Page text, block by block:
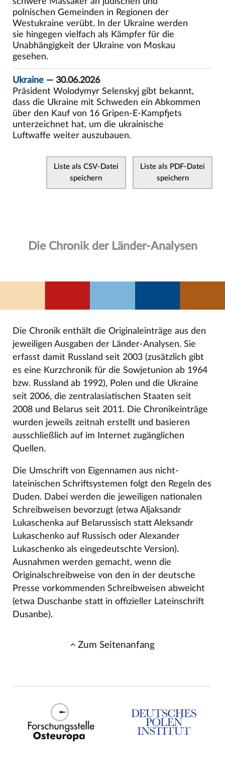
polnischen Gemeinden in Regionen der
Westukraine verübt. In der Ukraine werden
sie hingegen vielfach als Kämpfer für die
Unabhängigkeit der Ukraine von Moskau
gesehen.
Ukraine— 30.06.2026
Präsident Wolodymyr Selenskyj gibt bekannt,
dass die Ukraine mit Schweden ein Abkommen
über den Kauf von 16 Gripen-E-Kampfjets
unterzeichnet hat, um die ukrainische
Luftwaffe weiter auszubauen.
Liste als CSV-Datei
speichern
Liste als PDF-Datei
speichern
Die Chronik der Länder-Analysen
Die Chronik enthält die Originaleinträge aus den
jeweiligen Ausgaben der Länder-Analysen. Sie
erfasst damit Russland seit 2003 (zusätzlich gibt
es eine Kurzchronik für die Sowjetunion ab 1964
bzw. Russland ab 1992), Polen und die Ukraine
seit 2006, die zentralasiatischen Staaten seit
2008 und Belarus seit 2011. Die Chronikeinträge
wurden jeweils zeitnah erstellt und basieren
ausschließlich auf im Internet zugänglichen
Quellen.
Die Umschrift von Eigennamen aus nicht-
lateinischen Schriftsystemen folgt den Regeln des
Duden. Dabei werden die jeweiligen nationalen
Schreibweisen bevorzugt (etwa Aljaksandr
Lukaschenka auf Belarussisch statt Aleksandr
Lukaschenko auf Russisch oder Alexander
Lukaschenko als eingedeutschte Version).
Ausnahmen werden gemacht, wenn die
Originalschreibweise von den in der deutsche
Presse vorkommenden Schreibweisen abweicht
(etwa Duschanbe statt in offizieller Lateinschrift
Dusanbe).
Zum Seitenanfang